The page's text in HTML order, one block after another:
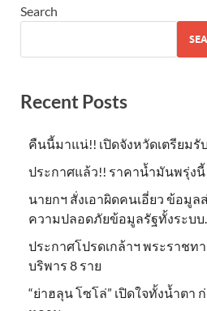
Search
Recent Posts
คืนนี้มาแน่!! เปิดจังหวัดเตรียม
ประกาศแล้ว!! ราคาน้ำมันพรุ่งนี้
นายกฯ สั่งเอาผิดคนเอี่ยว ข้อมู
ความปลอดภัยข้อมูลรัฐทั้งระบบ.
ประกาศโปรดเกล้าฯ พระราชท
บริพาร 8 ราย
“ย่าฮลุน โซโล่” เปิดใจทั้งน้ำตา